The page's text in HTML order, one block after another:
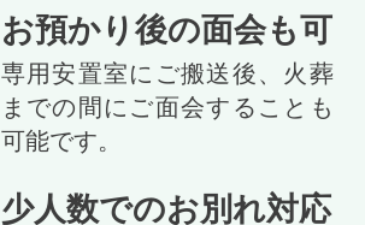
お預かり後の面会も可
専用安置室にご搬送後、火葬
までの間にご面会することも
可能です。
少人数でのお別れ対応